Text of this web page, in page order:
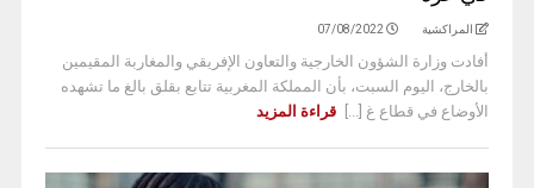
المراكشية 07/08/2022
أفادت وزارة الشؤون الخارجية والتعاون الإفريقي والمغاربة المقيمين
بالخارج، اليوم السبت، بأن المملكة المغربية تتابع بقلق بالغ ما تشهده
الأوضاع في قطاع غ [...]
قراءة المزيد